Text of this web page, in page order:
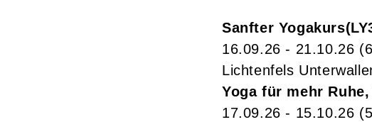
Sanfter Yogakurs
16.09.26 - 21.10.26
Lichtenfels
Yoga für mehr
17.09.26 - 15.10.26